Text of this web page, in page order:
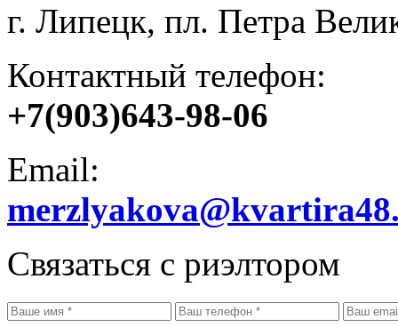
г. Липецк, пл. Петра
Контактный телефон:
+7(903)643-98-06
Email:
Связаться с риэлтором